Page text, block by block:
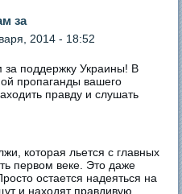
за
2014 - 18:52
поддержку Украины! В
пропаганды вашего
правду и слушать
которая льется с главных
первом веке. Это даже
остается надеяться на
и находят правдивую